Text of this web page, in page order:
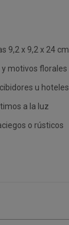
9,2 x 9,2 x 24 cm
motivos florales
u hoteles
a la luz
o rústicos